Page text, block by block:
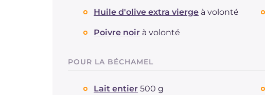
Huile d'olive extra vierge à volonté
Poivre noir à volonté
POUR LA BÉCHAMEL
Lait entier 500 g